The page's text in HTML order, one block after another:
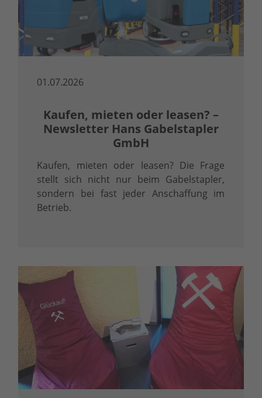
01.07.2026
Kaufen, mieten oder leasen? –
Newsletter Hans Gabelstapler
GmbH
Kaufen, mieten oder leasen? Die Frage
stellt sich nicht nur beim Gabelstapler,
sondern bei fast jeder Anschaffung im
Betrieb.